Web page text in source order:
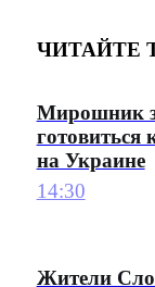
ЧИТАЙТЕ
Мирошник
готовиться
на Украине
14:30
Жители